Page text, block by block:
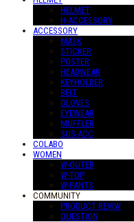
HELMET
H-ACCESSORY
ACCESSORY
MASK
STICKER
POSTER
HEADWEAR
KEYHOLDER
BELT
GLOVES
EYEWEAR
MUFFLER
SUS-ACC
COLABO
WOMEN
W-OUTER
W-TOP
W-PANTS
COMMUNITY
PRODUCT REVIW
QUESTION